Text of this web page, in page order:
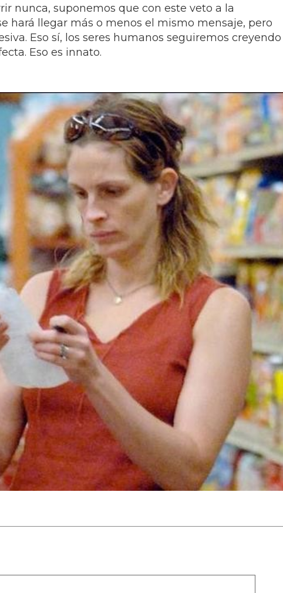
nunca, suponemos que con este veto a la
hará llegar más o menos el mismo mensaje, pero
Eso sí, los seres humanos seguiremos creyendo
Eso es innato.